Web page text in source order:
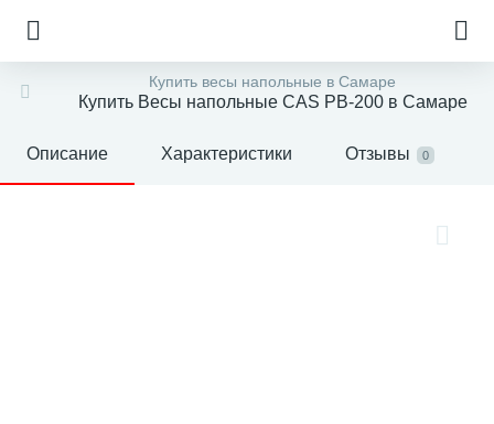
Купить весы напольные в Самаре
Купить Весы напольные CAS PB-200 в Самаре
Описание Характеристики Отзывы 0